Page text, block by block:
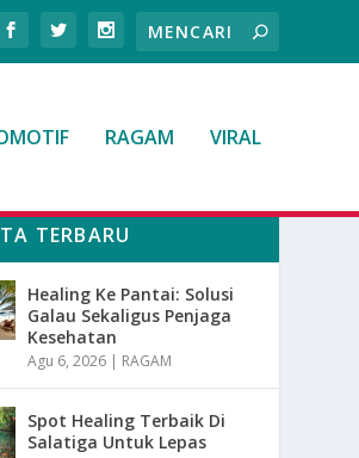
RAGAM VIRAL
TERBARU
Healing Ke Pantai: Solusi
Galau Sekaligus Penjaga
Kesehatan
Agu 6, 2026 | RAGAM
Spot Healing Terbaik Di
Salatiga Untuk Lepas